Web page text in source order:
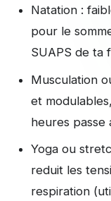
Natation :
pour le
SUAPS de ta
Musculation
et
heures passe
Yoga ou
reduit les
respiration